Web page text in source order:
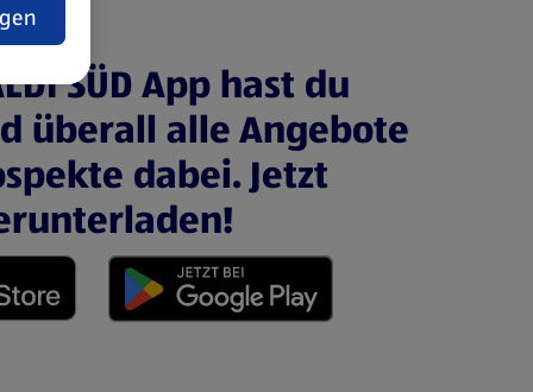
SÜD App hast du
überall alle Angebote
dabei. Jetzt